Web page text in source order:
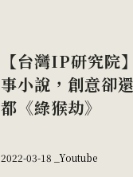
【台灣IP研究院
事小說，創意卻
都《綠猴劫》
2022-03-18 _Youtube